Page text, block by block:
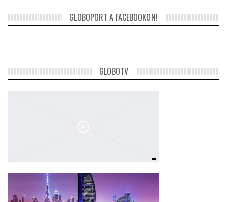
HÍR3D
GLOBOTV
LINKTR.EE
GLOBOPORT A FACEBOOKON!
GLOBOTV